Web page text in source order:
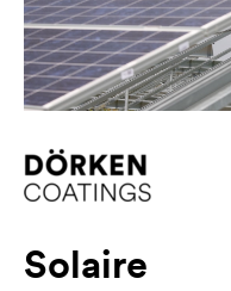
Solaire